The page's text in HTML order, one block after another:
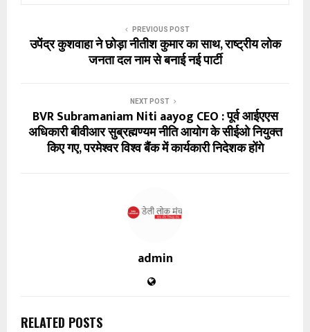
PREVIOUS POST
उपेंद्र कुशवाहा ने छोड़ा नीतीश कुमार का साथ, राष्ट्रीय लोक
जनता दल नाम से बनाई नई पार्टी
NEXT POST
BVR Subramaniam Niti aayog CEO : पूर्व आईएएस
अधिकारी बीवीआर सुब्रह्मण्यम नीति आयोग के सीईओ नियुक्त
किए गए, परमेश्वर विश्व बैंक में कार्यकारी निदेशक होंगे
admin
RELATED POSTS